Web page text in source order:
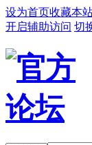
设为首页收藏本
开启辅助访问 切